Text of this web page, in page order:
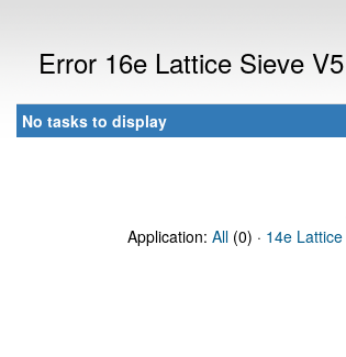
Error 16e Lattice Sieve
No tasks to display
Application: All (0) · 14e